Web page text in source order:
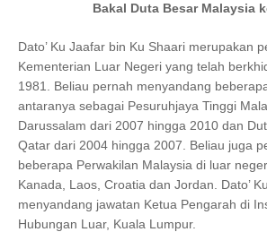
Bakal Duta Besar Malaysia
Dato’ Ku Jaafar bin Ku Shaari merupakan
Kementerian Luar Negeri yang telah
1981. Beliau pernah menyandang
antaranya sebagai Pesuruhjaya Tinggi
Darussalam dari 2007 hingga 2010 dan
Qatar dari 2004 hingga 2007. Beliau juga
beberapa Perwakilan Malaysia di luar
Kanada, Laos, Croatia dan Jordan. Dato’
menyandang jawatan Ketua Pengarah di
Hubungan Luar, Kuala Lumpur.